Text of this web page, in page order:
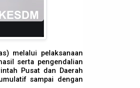
melalui pelaksanaan
serta pengendalian
Pusat dan Daerah
sampai dengan